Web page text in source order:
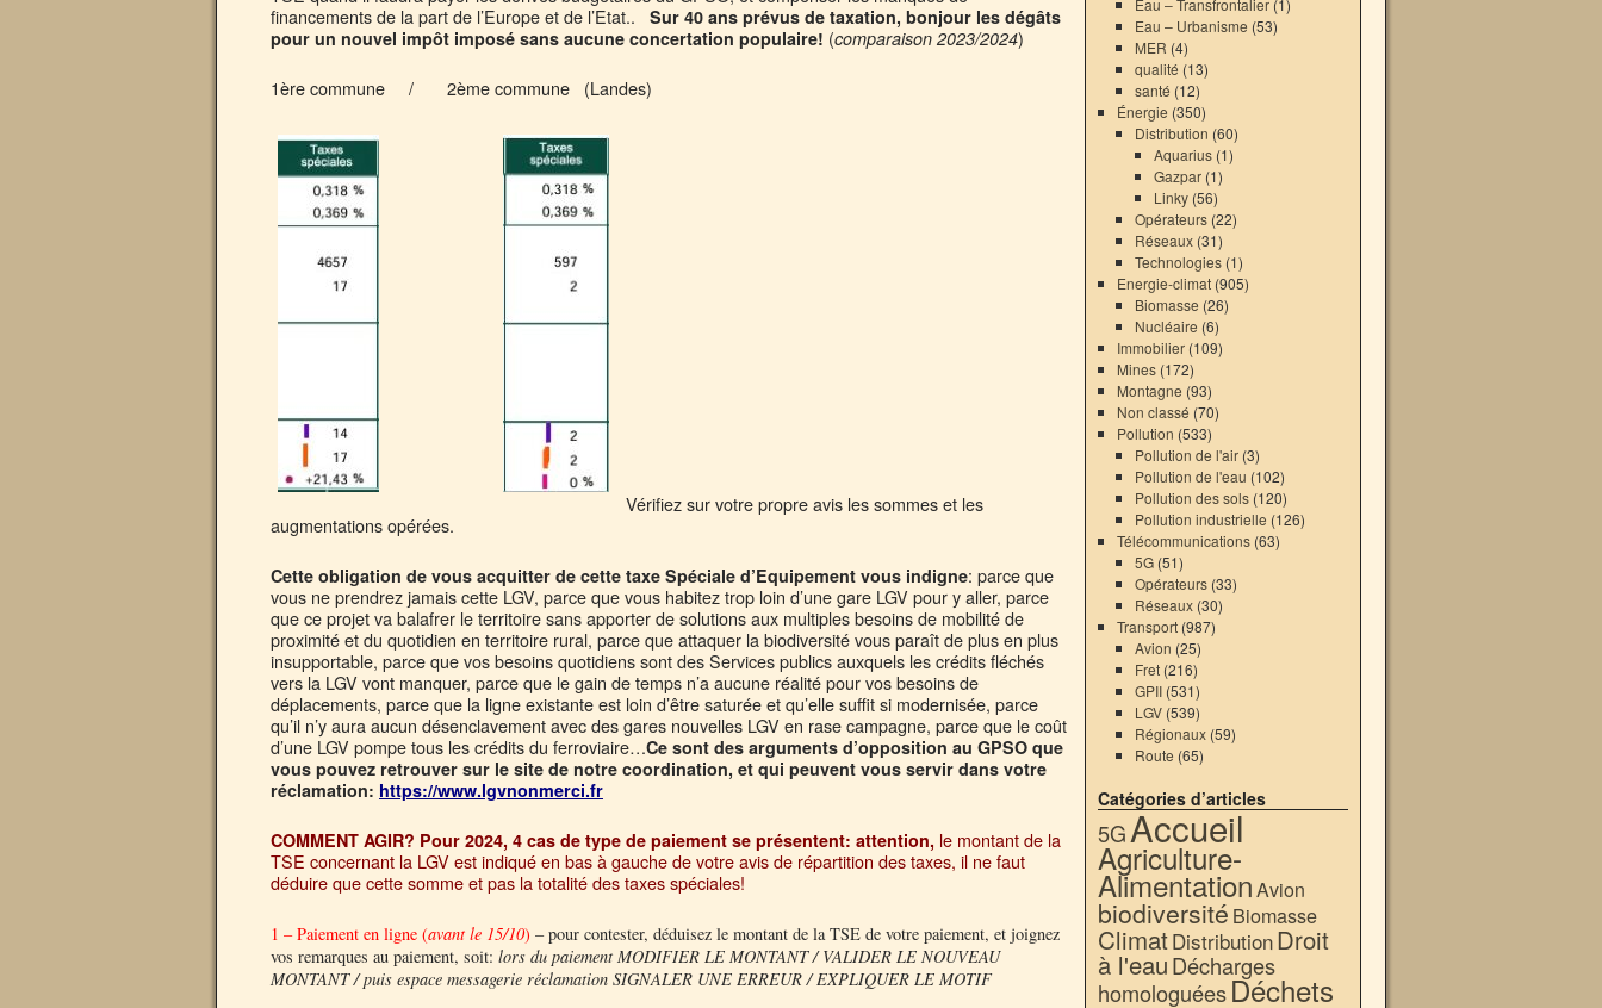
financements de la part de l’Europe et de l’Etat..
Sur 40 ans prévus de taxation, bonjour les dégâts
pour un nouvel impôt imposé sans aucune concertation populaire! (comparaison 2023/2024)
1ère commune / 2ème commune (Landes)
Vérifiez sur votre propre avis les sommes et les
augmentations opérées.
Cette obligation de vous acquitter de cette taxe Spéciale d’Equipement vous indigne: parce que
vous ne prendrez jamais cette LGV, parce que vous habitez trop loin d’une gare LGV pour y aller, parce
que ce projet va balafrer le territoire sans apporter de solutions aux multiples besoins de mobilité de
proximité et du quotidien en territoire rural, parce que attaquer la biodiversité vous paraît de plus en plus
insupportable, parce que vos besoins quotidiens sont des Services publics auxquels les crédits fléchés
vers la LGV vont manquer, parce que le gain de temps n’a aucune réalité pour vos besoins de
déplacements, parce que la ligne existante est loin d’être saturée et qu’elle suffit si modernisée, parce
qu’il n’y aura aucun désenclavement avec des gares nouvelles LGV en rase campagne, parce que le coût
d’une LGV pompe tous les crédits du ferroviaire…Ce sont des arguments d’opposition au GPSO que
vous pouvez retrouver sur le site de notre coordination, et qui peuvent vous servir dans votre
réclamation: https://www.lgvnonmerci.fr
COMMENT AGIR? Pour 2024, 4 cas de type de paiement se présentent: attention, le montant de la
TSE concernant la LGV est indiqué en bas à gauche de votre avis de répartition des taxes, il ne faut
déduire que cette somme et pas la totalité des taxes spéciales!
1 – Paiement en ligne (avant le 15/10) – pour contester, déduisez le montant de la TSE de votre paiement, et joignez
vos remarques au paiement, soit: lors du paiement MODIFIER LE MONTANT / VALIDER LE NOUVEAU
MONTANT / puis espace messagerie réclamation SIGNALER UNE ERREUR / EXPLIQUER LE MOTIF
Eau – Transfrontalier (1)
Eau – Urbanisme (53)
MER (4)
qualité (13)
santé (12)
Énergie (350)
Distribution (60)
Aquarius(1)
Gazpar(1)
Linky(56)
Opérateurs (22)
Réseaux (31)
Technologies (1)
Energie-climat(905)
Biomasse (26)
Nucléaire (6)
Immobilier(109)
Mines(172)
Montagne (93)
Non classé (70)
Pollution (533)
Pollution de l'air (3)
Pollution de l'eau (102)
Pollution des sols (120)
Pollution industrielle (126)
Télécommunications(63)
5G (51)
Opérateurs (33)
Réseaux (30)
Transport(987)
Avion (25)
Fret (216)
GPII (531)
LGV (539)
Régionaux (59)
Route (65)
Catégories d’articles
5GAccueil
Agriculture-
AlimentationAvion
biodiversité Biomasse
ClimatDistributionDroit
à l'eauDécharges
homologuéesDéchets